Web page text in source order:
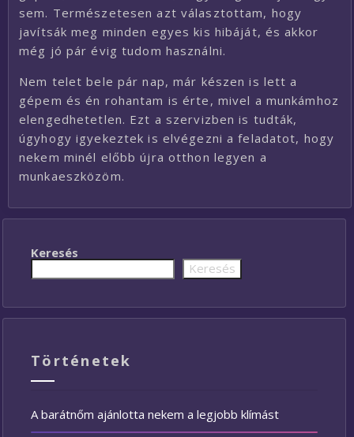
sem. Természetesen azt választottam, hogy
javítsák meg minden egyes kis hibáját, és akkor
még jó pár évig tudom használni.
Nem telet bele pár nap, már készen is lett a
gépem és én rohantam is érte, mivel a munkámhoz
elengedhetetlen. Ezt a szervizben is tudták,
úgyhogy igyekeztek is elvégezni a feladatot, hogy
nekem minél előbb újra otthon legyen a
munkaeszközöm.
Keresés
Keresés
Történetek
A barátnőm ajánlotta nekem a legjobb klímást